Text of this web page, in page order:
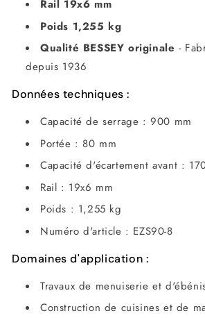
Rail 19x6 mm
Poids 1,255 kg
Qualité BESSEY originale -
depuis 1936
Données techniques :
Capacité de serrage : 900 mm
Portée : 80 mm
Capacité d'écartement avant :
Rail : 19x6 mm
Poids : 1,255 kg
Numéro d'article : EZS90-8
Domaines d'application :
Travaux de menuiserie et
Construction de cuisines et de